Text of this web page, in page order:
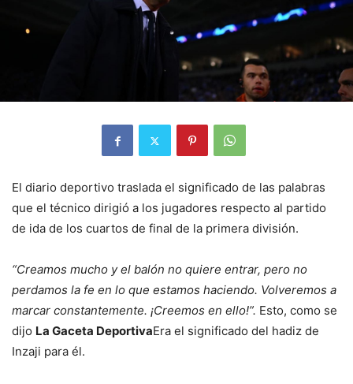
El diario deportivo traslada el significado de las palabras
que el técnico dirigió a los jugadores respecto al partido
de ida de los cuartos de final de la primera división.
“Creamos mucho y el balón no quiere entrar, pero no
perdamos la fe en lo que estamos haciendo. Volveremos a
marcar constantemente. ¡Creemos en ello!”. Esto, como se
dijo La Gaceta DeportivaEra el significado del hadiz de
Inzaji para él.